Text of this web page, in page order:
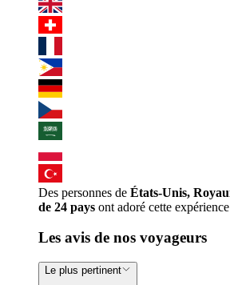
Des personnes de États-Unis,
de 24 pays ont adoré cette expérience
Les avis de nos voyageurs
Le plus pertinent